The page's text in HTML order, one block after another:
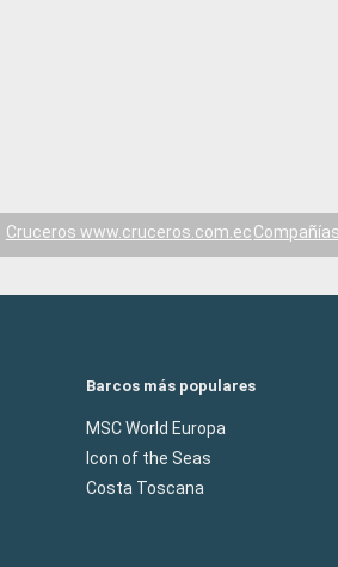
Cruceros www.cruceros.com.ecCompañías
Barcos más populares
MSC World Europa
Icon of the Seas
Costa Toscana